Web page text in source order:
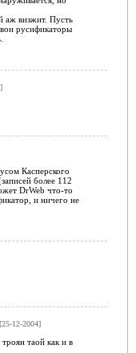
аж визжит. Пусть
русификаторы
Касперского
более 112
DrWeb что-то
и ничего не
[25-12-2004]
таой как и в